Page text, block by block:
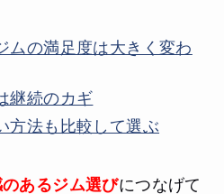
ムの満足度は大きく変わ
継続のカギ
方法も比較して選ぶ
あるジム選びにつなげて